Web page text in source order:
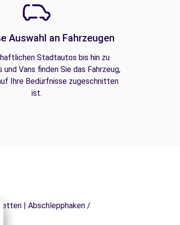
Auswahl an Fahrzeugen
Stadtautos bis hin zu
und Vans finden Sie das Fahrzeug,
Ihre Bedürfnisse zugeschnitten
ist.
| Abschlepphaken /